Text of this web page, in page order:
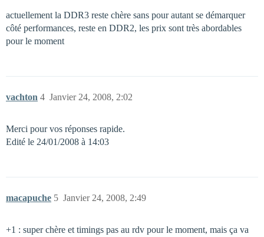
actuellement la DDR3 reste chère sans pour autant se démarquer
côté performances, reste en DDR2, les prix sont très abordables
pour le moment
vachton Janvier 24, 2008, 2:02
4
Merci pour vos réponses rapide.
Edité le 24/01/2008 à 14:03
macapuche Janvier 24, 2008, 2:49
5
+1 : super chère et timings pas au rdv pour le moment, mais ça va